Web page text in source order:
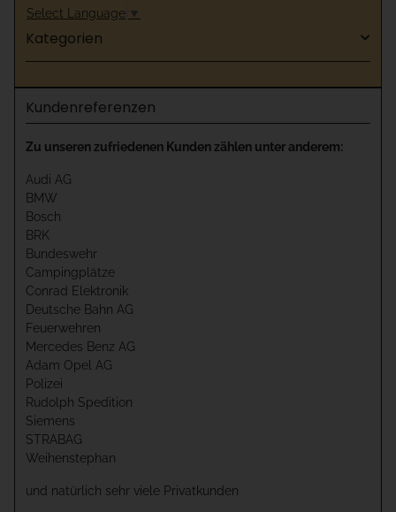
Select Language ▼
Kategorien
Kundenreferenzen
Zu unseren zufriedenen Kunden zählen unter anderem:
Audi AG
BMW
Bosch
BRK
Bundeswehr
Campingplätze
Conrad Elektronik
Deutsche Bahn AG
Feuerwehren
Mercedes Benz AG
Adam Opel AG
Polizei
Rudolph Spedition
Siemens
STRABAG
Weihenstephan
und natürlich sehr viele Privatkunden